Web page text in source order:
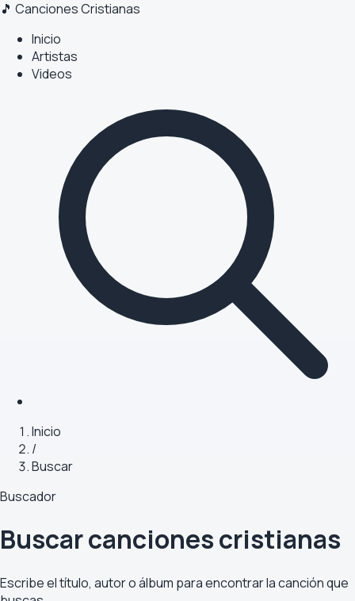
🎵 Canciones Cristianas
Inicio
Artistas
Videos
Inicio
/
Buscar
Buscador
Buscar canciones cristianas
Escribe el título, autor o álbum para encontrar la canción que